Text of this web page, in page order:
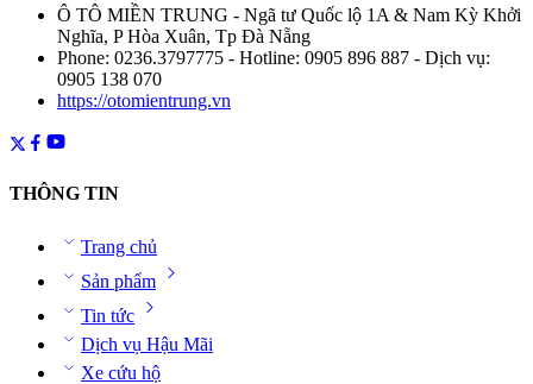
Ô TÔ MIỀN TRUNG - Ngã tư Quốc lộ 1A & Nam Kỳ Khởi
Nghĩa, P Hòa Xuân, Tp Đà Nẵng
Phone: 0236.3797775 - Hotline: 0905 896 887 - Dịch vụ:
0905 138 070
https://otomientrung.vn
THÔNG TIN
Trang chủ
Sản phẩm
Tin tức
Dịch vụ Hậu Mãi
Xe cứu hộ